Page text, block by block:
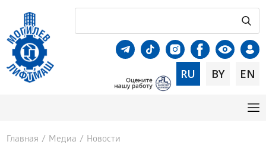
RU BY EN
Главная / Медиа / Новости